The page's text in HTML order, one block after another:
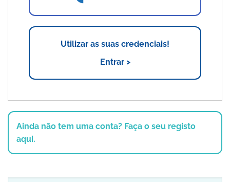
Utilizar as suas credenciais!
Entrar >
Ainda não tem uma conta? Faça o seu registo
aqui.